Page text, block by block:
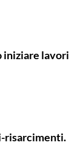
iniziare lavori
risarcimenti.